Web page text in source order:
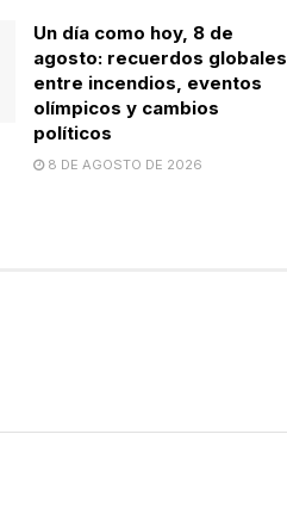
Un día como hoy, 8 de
agosto: recuerdos globales
entre incendios, eventos
olímpicos y cambios
políticos
8 DE AGOSTO DE 2026